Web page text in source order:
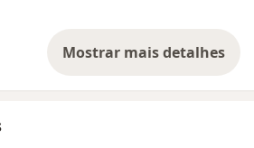
Mostrar mais detalhes
sobre a